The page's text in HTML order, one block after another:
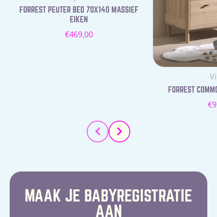
FORREST PEUTER BED 70X140 MASSIEF
EIKEN
Normale
€469,00
FORREST
MAAK JE BABYREGISTRATIE
AAN